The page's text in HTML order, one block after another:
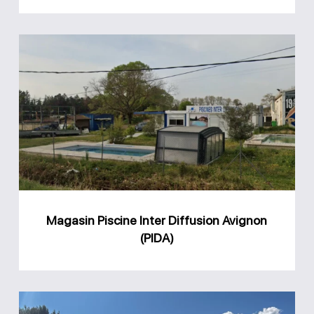
Piscine
Inter
Diffusion
Avignon
(PIDA)
Magasin Piscine Inter Diffusion Avignon
(PIDA)